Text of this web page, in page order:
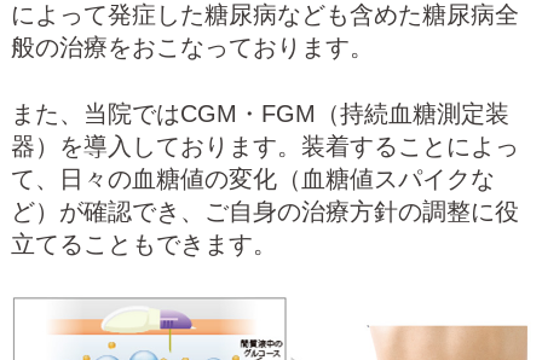
によって発症した糖尿病なども含めた糖尿病全
般の治療をおこなっております。
また、当院ではCGM・FGM（持続血糖測定装
器）を導入しております。装着することによっ
て、日々の血糖値の変化（血糖値スパイクな
ど）が確認でき、ご自身の治療方針の調整に役
立てることもできます。